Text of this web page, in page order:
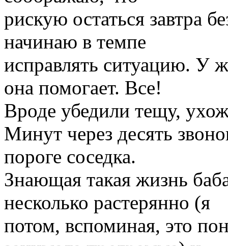
рискую остаться завтра
начинаю в темпе
исправлять ситуацию. У
она помогает. Все!
Вроде убедили тещу,
Минут через десять
пороге соседка.
Знающая такая жизнь
несколько растерянно (я
потом, вспоминая, это